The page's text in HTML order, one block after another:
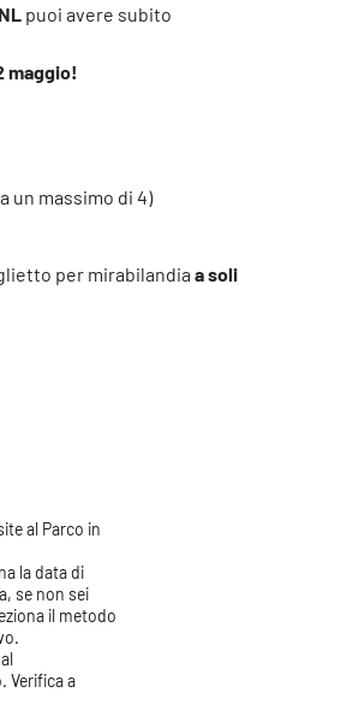
puoi avere subito
maggio!
un massimo di 4)
per mirabilandiaa soli
al Parco in
la data di
se non sei
il metodo
Verificaa